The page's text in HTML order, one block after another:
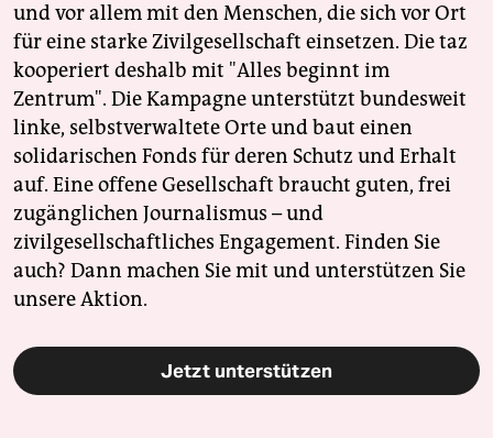
und vor allem mit den Menschen, die sich vor Ort
für eine starke Zivilgesellschaft einsetzen. Die taz
kooperiert deshalb mit "Alles beginnt im
Zentrum". Die Kampagne unterstützt bundesweit
linke, selbstverwaltete Orte und baut einen
solidarischen Fonds für deren Schutz und Erhalt
auf. Eine offene Gesellschaft braucht guten, frei
zugänglichen Journalismus – und
zivilgesellschaftliches Engagement. Finden Sie
auch? Dann machen Sie mit und unterstützen Sie
unsere Aktion.
Jetzt unterstützen